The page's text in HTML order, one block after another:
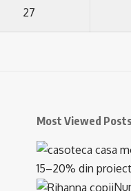
27
Most Viewed Posts
15–20% din